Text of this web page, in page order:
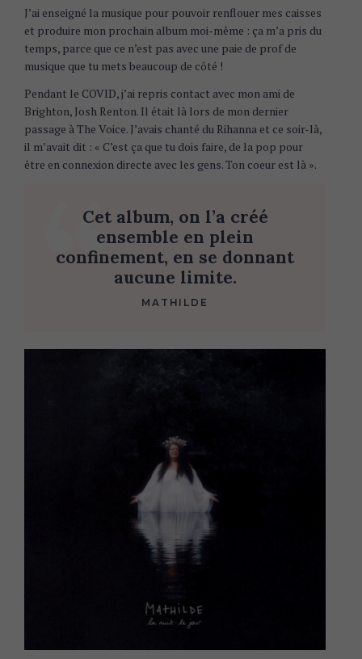
J’ai enseigné la musique pour pouvoir renflouer mes caisses
et produire mon prochain album moi-même : ça m’a pris du
temps, parce que ce n’est pas avec une paie de prof de
musique que tu mets beaucoup de côté !
Pendant le COVID, j’ai repris contact avec mon ami de
Brighton, Josh Renton. Il était là lors de mon dernier
passage à The Voice. J’avais chanté du Rihanna et ce soir-là,
il m’avait dit : « C’est ça que tu dois faire, de la pop pour
être en connexion directe avec les gens. Ton coeur est là ».
Cet album, on l’a créé
ensemble en plein
confinement, en se donnant
aucune limite.
MATHILDE